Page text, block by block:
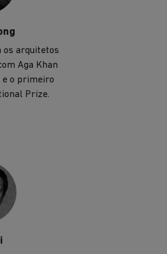
os arquitetos
Aga Khan
e o primeiro
Prize.